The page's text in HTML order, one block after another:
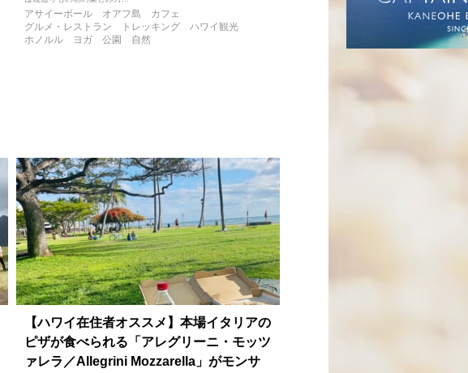
アサイーボール オアフ島
カフェ
グルメ・レストラン
トレッキング
ハワイ観光
ホノルル
ヨガ 公園 自然
【ハワイ在住者オススメ】本場イタリアの
ピザが食べられる「アレグリーニ・モッツ
ァレラ／Allegrini Mozzarella」がモンサ